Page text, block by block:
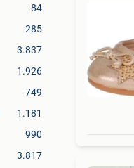
84
285
3.837
1.926
749
1.181
990
3.817